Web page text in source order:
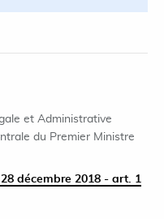
et Administrative
du Premier Ministre
décembre 2018 - art. 1